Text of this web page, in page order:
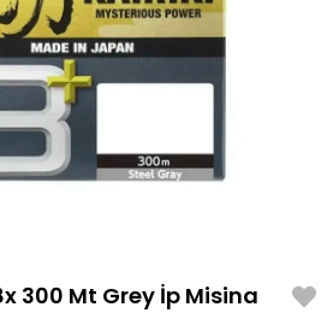
300 Mt Grey İp Misina